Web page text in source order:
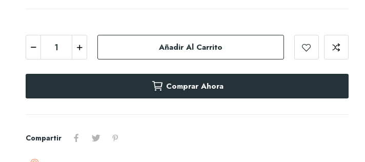
Añadir Al Carrito
Comprar Ahora
Compartir